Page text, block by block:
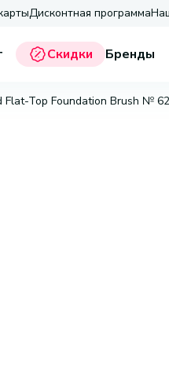
Дисконтная программа
Скидки Бренды
Flat-Top Foundation Brush № 62